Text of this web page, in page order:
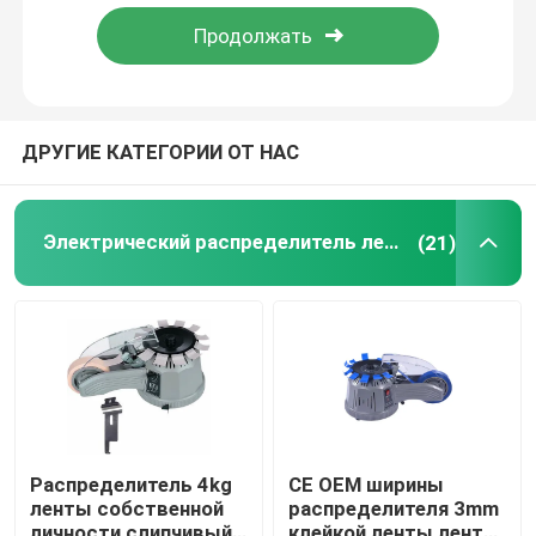
Путешествие фабрики
Проверка качества
Электрический распределитель ленты
Распределитель ленты Turntable
автоматический распределитель ленты
ДРУГИЕ КАТЕГОРИИ ОТ НАС
Электрический распределитель ленты (21)
Распределитель 4kg
ленты собственной
CE OEM ширины
распределителя 3mm